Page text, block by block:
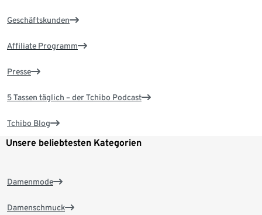
Geschäftskunden
Affiliate Programm
Presse
5 Tassen täglich – der Tchibo Podcast
Tchibo Blog
Unsere beliebtesten Kategorien
Damenmode
Damenschmuck